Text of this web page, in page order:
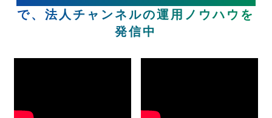
で、法人チャンネルの運用ノウハウを
発信中